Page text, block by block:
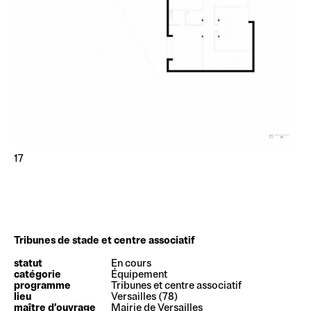
17
Tribunes de stade et centre associatif
statut
En cours
catégorie
Équipement
programme
Tribunes et centre associatif
lieu
Versailles (78)
maître d’ouvrage
Mairie de Versailles